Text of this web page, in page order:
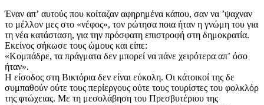
Έναν απʼ αυτούς που κοίταζαν αφηρημένα κάπου, σαν να ʼψαχναν
το μέλλον μες στο «νέφος», τον ρώτησα ποια ήταν η γνώμη του για
τη νέα κατάσταση, για την πρόσφατη επιστροφή στη δημοκρατία.
Εκείνος σήκωσε τους ώμους και είπε:
«Κομπάδρε, τα πράγματα δεν μπορεί να πάνε χειρότερα απʼ όσο
ήταν».
Η είσοδος στη Βικτόρια δεν είναι εύκολη. Οι κάτοικοί της δε
συμπαθούν ούτε τους περίεργους ούτε τους τουρίστες του φολκλόρ
της φτώχειας. Με τη μεσολάβηση του Πρεσβυτέριου της